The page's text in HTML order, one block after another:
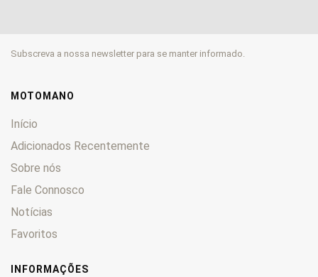
Subscreva a nossa newsletter para se manter informado.
MOTOMANO
Início
Adicionados Recentemente
Sobre nós
Fale Connosco
Notícias
Favoritos
INFORMAÇÕES